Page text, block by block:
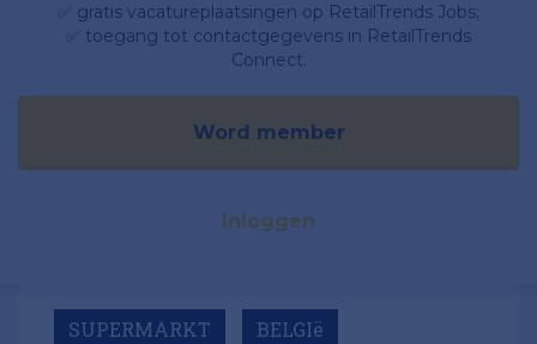
✅ gratis vacatureplaatsingen op RetailTrends Jobs;
✅ toegang tot contactgegevens in RetailTrends
Connect.
Word member
Inloggen
SUPERMARKT BELGIë